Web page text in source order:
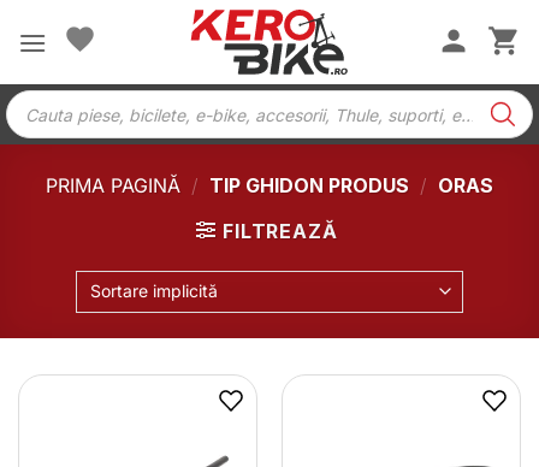
Products
search
PRIMA PAGINĂ / TIP GHIDON PRODUS / ORAS
FILTREAZĂ
Sortare implicită